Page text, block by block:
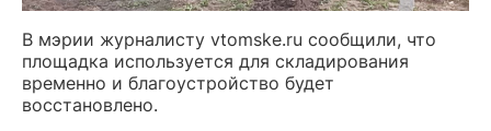
В мэрии журналисту vtomske.ru сообщили, что
площадка используется для складирования
временно и благоустройство будет
восстановлено.